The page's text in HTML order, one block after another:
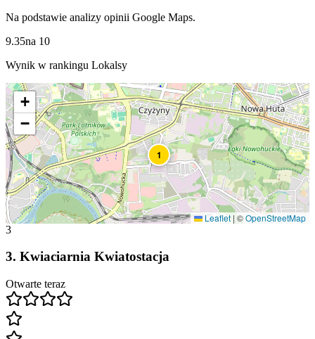
Na podstawie analizy opinii Google Maps.
9.35na 10
Wynik w rankingu Lokalsy
1
+
−
Leaflet | ©OpenStreetMap
3
3. Kwiaciarnia Kwiatostacja
Otwarte teraz